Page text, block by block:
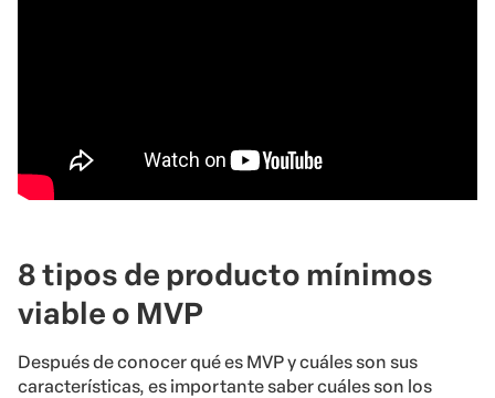
8 tipos de producto mínimos
viable o MVP
Después de conocer qué es MVP y cuáles son sus
características, es importante saber cuáles son los